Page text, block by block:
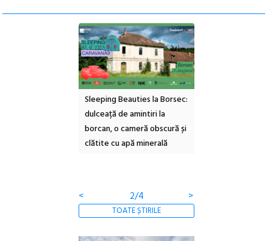
Sleeping Beauties la Borsec:
dulceață de amintiri la
borcan, o cameră obscură și
clătite cu apă minerală
Festivalul Strada
Armenească #10: concerte,
ateliere și întâlniri în Grădina
Botanică
< 3/4 >
TOATE ȘTIRILE